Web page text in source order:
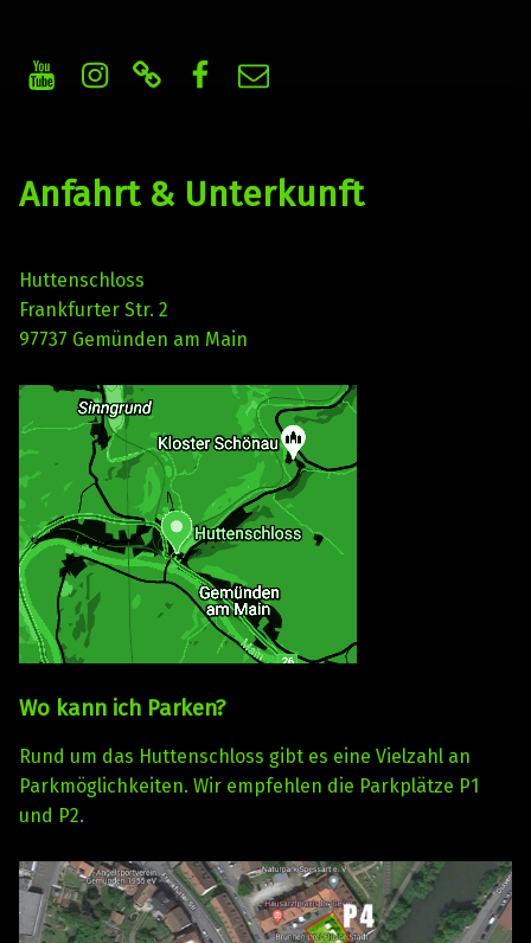
Haunted Castle Filmfestspiele
Anfahrt & Unterkunft
Huttenschloss
Frankfurter Str. 2
97737 Gemünden am Main
Wo kann ich Parken?
Rund um das Huttenschloss gibt es eine Vielzahl an
Parkmöglichkeiten. Wir empfehlen die Parkplätze P1
und P2.